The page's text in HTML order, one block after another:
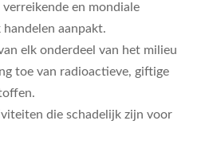
en mondiale
handelen aanpakt.
elk onderdeel van het milieu
toe van radioactieve, giftige
die schadelijk zijn voor